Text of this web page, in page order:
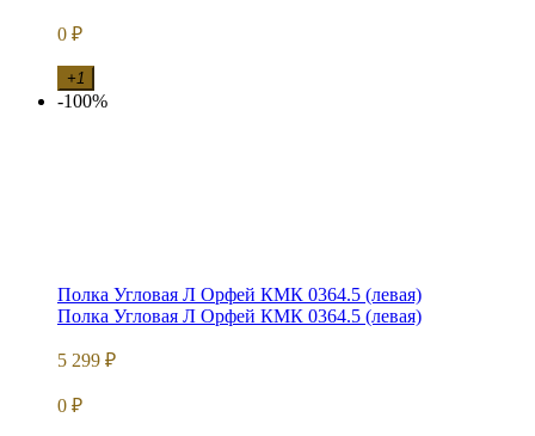
0 ₽
+1
-100%
Полка Угловая Л Орфей КМК 0364.5 (левая)
Полка Угловая Л Орфей КМК 0364.5 (левая)
5 299 ₽
0 ₽